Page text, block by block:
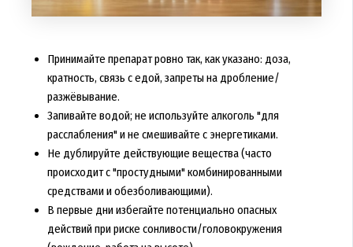
Принимайте препарат ровно так, как указано: доза,
кратность, связь с едой, запреты на дробление/
разжёвывание.
Запивайте водой; не используйте алкоголь "для
расслабления" и не смешивайте с энергетиками.
Не дублируйте действующие вещества (часто
происходит с "простудными" комбинированными
средствами и обезболивающими).
В первые дни избегайте потенциально опасных
действий при риске сонливости/головокружения